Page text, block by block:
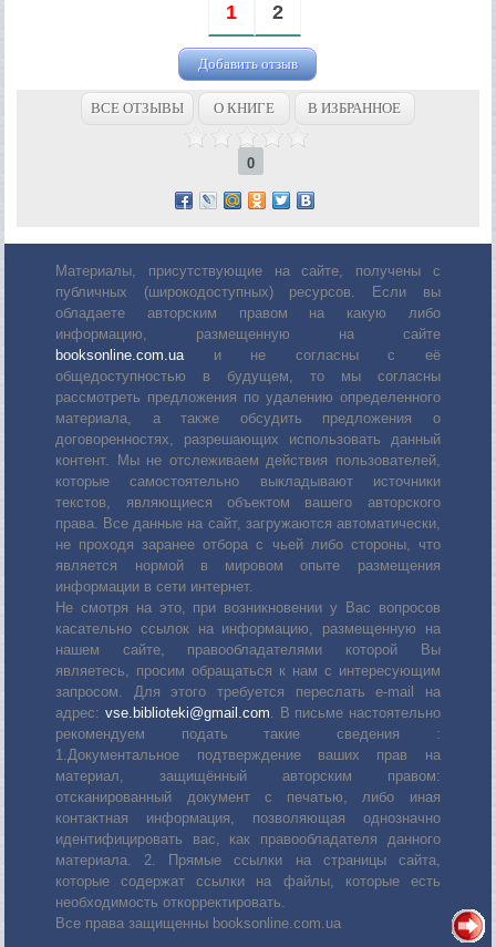
1 2
Добавить отзыв
ВСЕ ОТЗЫВЫ О КНИГЕ В ИЗБРАННОЕ
0
Материалы, присутствующие на сайте, получены с
публичных (широкодоступных) ресурсов. Если вы
обладаете авторским правом на какую либо
информацию, размещенную на сайте
booksonline.com.uaи не согласны с её
общедоступностью в будущем, то мы согласны
рассмотреть предложения по удалению определенного
материала, а также обсудить предложения о
договоренностях, разрешающих использовать данный
контент. Мы не отслеживаем действия пользователей,
которые самостоятельно выкладывают источники
текстов, являющиеся объектом вашего авторского
права. Все данные на сайт, загружаются автоматически,
не проходя заранее отбора с чьей либо стороны, что
является нормой в мировом опыте размещения
информации в сети интернет.
Не смотря на это, при возникновении у Вас вопросов
касательно ссылок на информацию, размещенную на
нашем сайте, правообладателями которой Вы
являетесь, просим обращаться к нам с интересующим
запросом. Для этого требуется переслать е-mail на
адрес: vse.biblioteki@gmail.com. В письме настоятельно
рекомендуем подать такие сведения :
1.Документальное подтверждение ваших прав на
материал, защищённый авторским правом:
отсканированный документ с печатью, либо иная
контактная информация, позволяющая однозначно
идентифицировать вас, как правообладателя данного
материала. 2. Прямые ссылки на страницы сайта,
которые содержат ссылки на файлы, которые есть
необходимость откорректировать.
Все права защищенны booksonline.com.ua